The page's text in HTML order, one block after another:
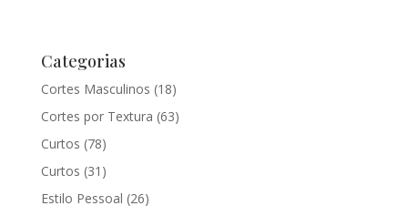
Categorias
Cortes Masculinos (18)
Cortes por Textura (63)
Curtos (78)
Curtos (31)
Estilo Pessoal (26)